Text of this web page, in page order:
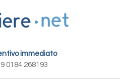
immediato
0184 268193